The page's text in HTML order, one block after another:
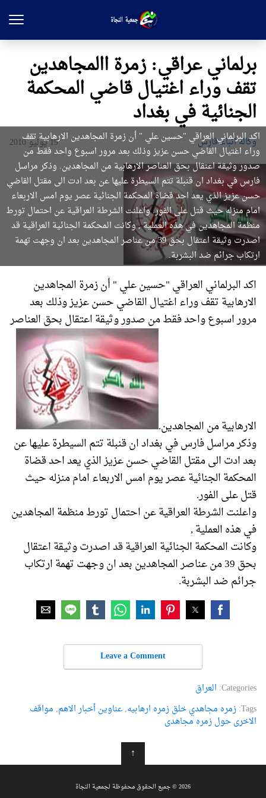
برلماني عراقي: زمرة االمجاهدين
تقف وراء اغتيال قاضي المحكمة
الجنائية في بغداد
وکاله انباء فارس 19 يوليو 2010
اكد البرلماني العراقي "حسين ‌علي " أن زمرة المجاهدين الارهابية تقف
وراء اغتيال القاضي حسن عزيز وذلك بعد مرور اسبوع واحد فقط من
صدور وثيقة اعتقال بحق العناصر الارهابية من المجاهدين. وذكر مراسل
فارس في بغداد ان قنبلة تتم السيطرة عليها عن بعد ادت الى مقتل القاضي
حسن عزيز الذي يعد احد قضاة المحكمة الجنائية عصر يوم امس الاربعاء
امام منزله حيث قتل على الفور. واعلنت الشرطة العراقية عن احتمال تورط
منظمة المجاهدين في هذه العملية , وكانت المحكمة الجنائية العراقية قد
اصدرت وثيقة اعتقال بحق 39 من عناصر المجاهدين بعد ان وجهت تهمة
ارتكاب جرائم ضد البشربة.
اكد البرلماني العراقي "حسين ‌علي " أن زمرة المجاهدين
الارهابية تقف وراء اغتيال القاضي حسن عزيز وذلك بعد
مرور اسبوع واحد فقط من صدور وثيقة اعتقال بحق العناصر
الارهابية من المجاهدين.
وذكر مراسل فارس في بغداد ان قنبلة تتم السيطرة عليها عن
بعد ادت الى مقتل القاضي حسن عزيز الذي يعد احد قضاة
المحكمة الجنائية عصر يوم امس الاربعاء امام منزله حيث
قتل على الفور.
واعلنت الشرطة العراقية عن احتمال تورط منظمة المجاهدين
في هذه العملية ,
وكانت المحكمة الجنائية العراقية قد اصدرت وثيقة اعتقال
بحق 39 من عناصر المجاهدين بعد ان وجهت تهمة ارتكاب
جرائم ضد البشربة.
Leave a Comment
Categories: العراق
Tags: زمره مجاهدي خلق زمره ارهابیه,عناوین أخبار الاهم,مواقف
الاخری حول زمره مجاهدی
↑
2026 © جميع الحقوق محفوظة لجمعية النجاة